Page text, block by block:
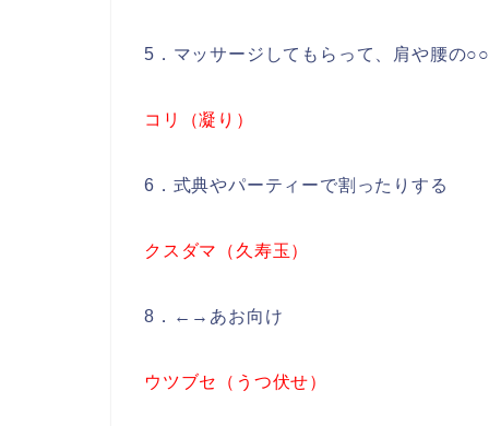
5．マッサージしてもらって、肩や腰の
コリ（凝り）
6．式典やパーティーで割ったりする
クスダマ（久寿玉）
8．←→あお向け
ウツブセ（うつ伏せ）